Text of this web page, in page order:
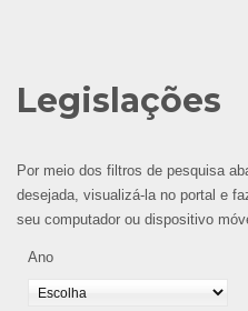
Legislações
Por meio dos filtros de pesquisa
desejada, visualizá-la no portal e
seu computador ou dispositivo
Ano